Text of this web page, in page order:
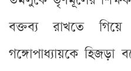
বক্তব্য রাখতে
গঙ্গোপাধ্যায়কে